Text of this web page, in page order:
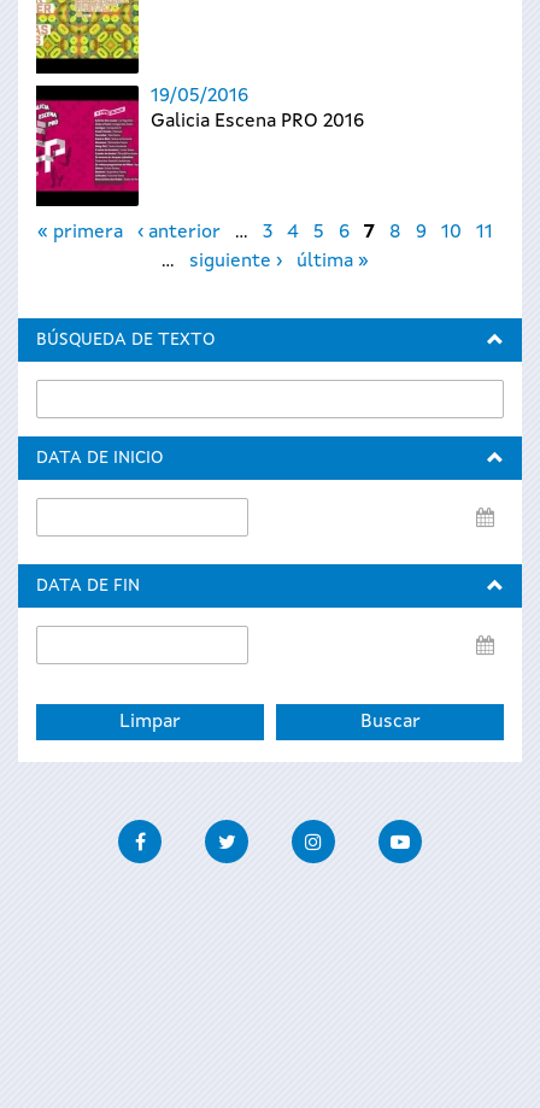
19/05/2016
Galicia Escena PRO 2016
Páginas
« primera ‹ anterior … 3 4 5 6 7 8 9 10
11
…
siguiente › última »
BÚSQUEDA DE TEXTO
DATA DE INICIO
de
DATA DE FIN
de
FacebookTwitter InstagramYoutube